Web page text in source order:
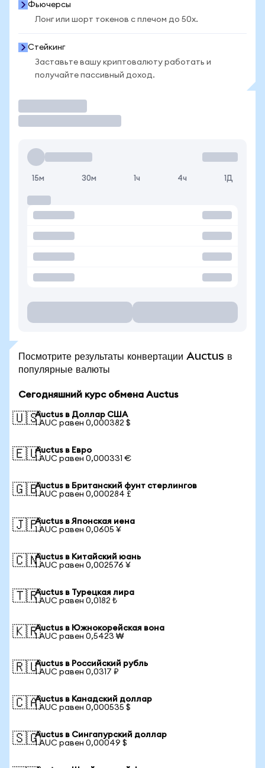
Фьючерсы
Лонг или шорт токенов с плечом до 50x.
Стейкинг
Заставьте вашу криптовалюту работать и
получайте пассивный доход.
15м 30м 1ч 4ч 1Д
Посмотрите результаты конвертации Auctus в
популярные валюты
Сегодняшний курс обмена Auctus
🇺🇸Auctus в Доллар США
1 AUC равен 0,000382 $
🇪🇺Auctus в Евро
1 AUC равен 0,000331 €
🇬🇧Auctus в Британский фунт стерлингов
1 AUC равен 0,000284 £
🇯🇵Auctus в Японская иена
1 AUC равен 0,0605 ¥
🇨🇳Auctus в Китайский юань
1 AUC равен 0,002576 ¥
🇹🇷Auctus в Турецкая лира
1 AUC равен 0,0182 ₺
🇰🇷Auctus в Южнокорейская вона
1 AUC равен 0,5423 ₩
🇷🇺Auctus в Российский рубль
1 AUC равен 0,0317 ₽
🇨🇦Auctus в Канадский доллар
1 AUC равен 0,000535 $
🇸🇬Auctus в Сингапурский доллар
1 AUC равен 0,00049 $